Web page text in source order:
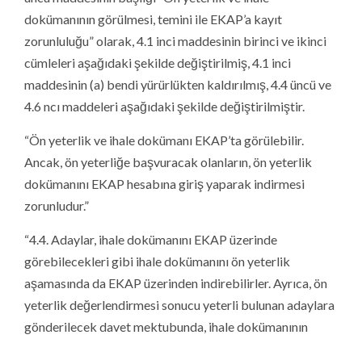
dokümanının görülmesi, temini ile EKAP’a kayıt
zorunluluğu” olarak, 4.1 inci maddesinin birinci ve ikinci
cümleleri aşağıdaki şekilde değiştirilmiş, 4.1 inci
maddesinin (a) bendi yürürlükten kaldırılmış, 4.4 üncü ve
4.6 ncı maddeleri aşağıdaki şekilde değiştirilmiştir.
“Ön yeterlik ve ihale dokümanı EKAP’ta görülebilir.
Ancak, ön yeterliğe başvuracak olanların, ön yeterlik
dokümanını EKAP hesabına giriş yaparak indirmesi
zorunludur.”
“4.4. Adaylar, ihale dokümanını EKAP üzerinde
görebilecekleri gibi ihale dokümanını ön yeterlik
aşamasında da EKAP üzerinden indirebilirler. Ayrıca, ön
yeterlik değerlendirmesi sonucu yeterli bulunan adaylara
gönderilecek davet mektubunda, ihale dokümanının